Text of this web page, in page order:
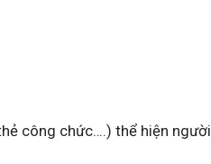
công chức….) thể hiện người